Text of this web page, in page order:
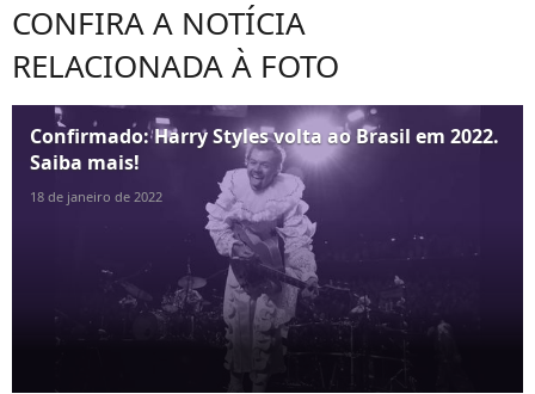
CONFIRA A NOTÍCIA
RELACIONADA À FOTO
Confirmado: Harry Styles volta ao Brasil em 2022.
Saiba mais!
18 de janeiro de 2022